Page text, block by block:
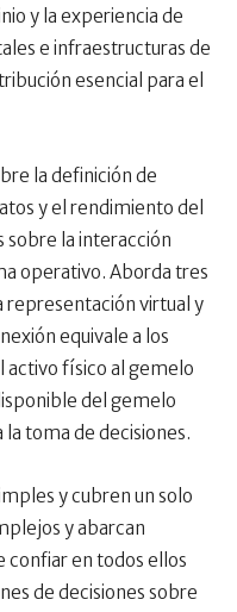
y la experiencia de
e infraestructuras de
esencial para el
la definición de
y el rendimiento del
sobre la interacción
operativo. Aborda tres
representación virtual y
equivale a los
activo físico al gemelo
del gemelo
toma de decisiones.
y cubren un solo
y abarcan
confiar en todos ellos
de decisiones sobre